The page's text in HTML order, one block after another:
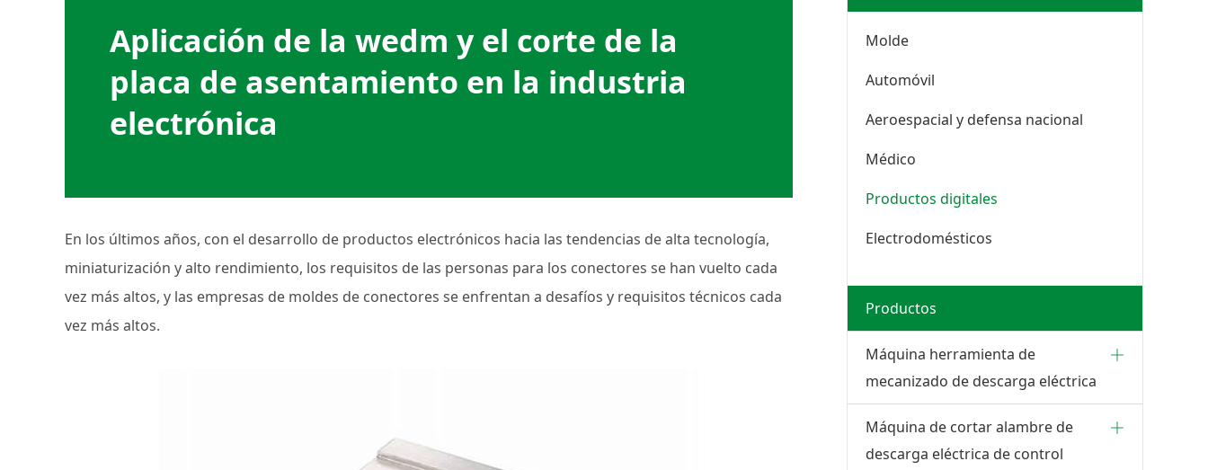
Aplicación de la wedm y el corte de la
placa de asentamiento en la industria
electrónica
En los últimos años, con el desarrollo de productos electrónicos hacia las tendencias de alta tecnología,
miniaturización y alto rendimiento, los requisitos de las personas para los conectores se han vuelto cada
vez más altos, y las empresas de moldes de conectores se enfrentan a desafíos y requisitos técnicos cada
vez más altos.
Molde
Automóvil
Aeroespacial y defensa nacional
Médico
Productos digitales
Electrodomésticos
Productos
Máquina herramienta de
mecanizado de descarga eléctrica
Máquina de cortar alambre de
descarga eléctrica de control